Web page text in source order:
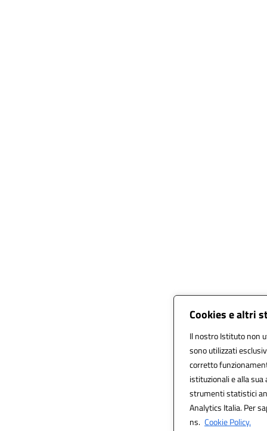
Cookies e altri
Il nostro Istituto non
sono utilizzati
corretto
istituzionali e alla
strumenti statistici
Analytics Italia. Per
ns. Cookie Policy.